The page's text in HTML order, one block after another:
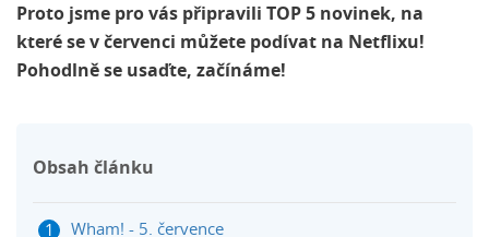
Proto jsme pro vás připravili TOP 5 novinek, na
které se v červenci můžete podívat na Netflixu!
Pohodlně se usaďte, začínáme!
Obsah článku
Wham! - 5. července